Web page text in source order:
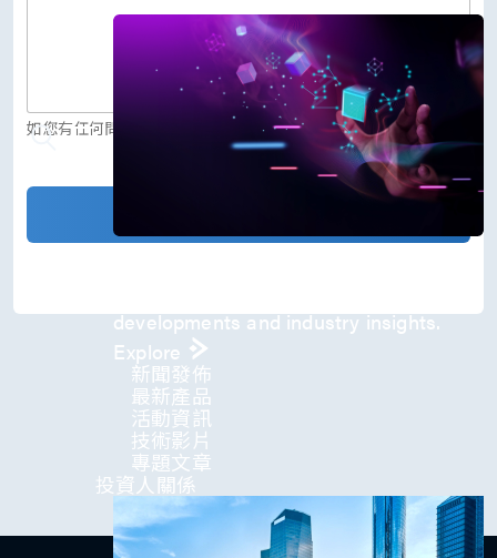
developments and industry insights.
Explore
新聞發佈
最新產品
活動資訊
技術影片​
專題文章
投資人關係
c
o
)
如您有任何問題，歡迎留言給我們。